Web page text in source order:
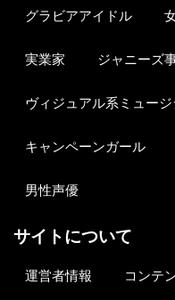
グラビアアイドル
実業家 ジャニーズ
ヴィジュアル系ミュージ
キャンペーンガール
男性声優
サイトについて
運営者情報 コンテ